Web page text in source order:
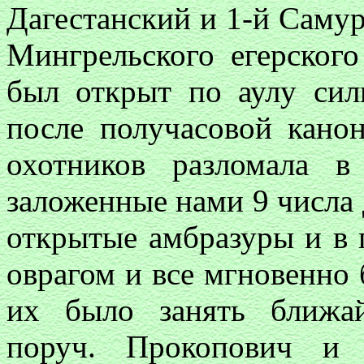
Дагестанский и 1-й
Мингрельского
был открыт по аулу
после получасовой
охотников разломала
заложенные нами 9 числа
открытые амбразуры и
оврагом и все
их было занять
поруч. Прокопович и